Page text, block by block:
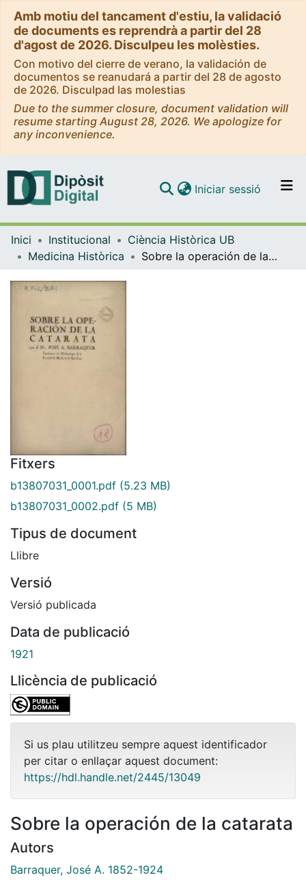
Amb motiu del tancament d'estiu, la validació
de documents es reprendrà a partir del 28
d'agost de 2026. Disculpeu les molèsties.
Con motivo del cierre de verano, la validación de
documentos se reanudará a partir del 28 de agosto
de 2026. Disculpad las molestias
Due to the summer closure, document validation will
resume starting August 28, 2026. We apologize for
any inconvenience.
Navega per tot el DD
Com publicar
Iniciar sessió (current)
Inici Institucional
Ciència Històrica UB
Medicina Històrica
Sobre la operación de la catarata
Fitxers
b13807031_0001.pdf (5.23 MB)
b13807031_0002.pdf (5 MB)
Tipus de document
Llibre
Versió
Versió publicada
Data de publicació
1921
Llicència de publicació
Si us plau utilitzeu sempre aquest identificador
per citar o enllaçar aquest document:
https://hdl.handle.net/2445/13049
Sobre la operación de la catarata
Autors
Barraquer, José A. 1852-1924